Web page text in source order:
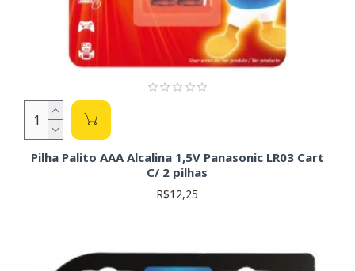
Pilha Palito AAA Alcalina 1,5V Panasonic LR03 Cart
C/ 2 pilhas
R$12,25